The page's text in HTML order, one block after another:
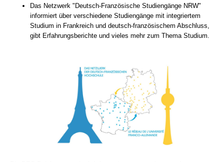
Das Netzwerk "Deutsch-Französische Studiengänge NRW"
informiert über verschiedene Studiengänge mit integriertem
Studium in Frankreich und deutsch-französischem Abschluss,
gibt Erfahrungsberichte und vieles mehr zum Thema Studium.